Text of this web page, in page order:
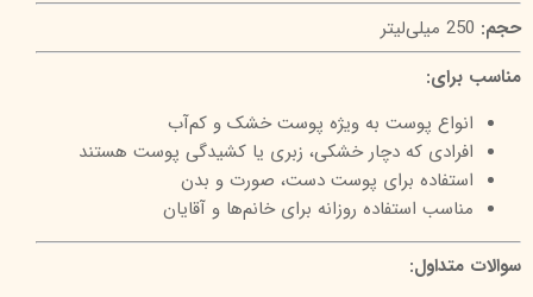
حجم: 250 میلی‌لیتر
مناسب برای:
انواع پوست به ویژه پوست خشک و کم‌آب
افرادی که دچار خشکی، زبری یا کشیدگی پوست هستند
استفاده برای پوست دست، صورت و بدن
مناسب استفاده روزانه برای خانم‌ها و آقایان
سوالات متداول: